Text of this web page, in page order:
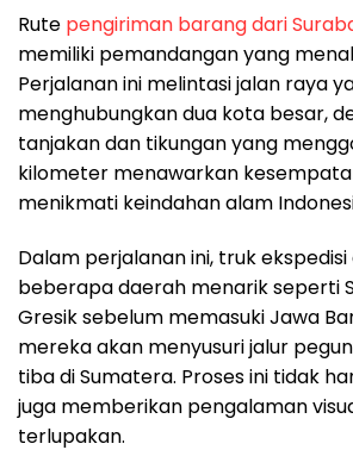
Rute pengiriman barang dari
memiliki pemandangan yang
Perjalanan ini melintasi jalan raya
menghubungkan dua kota besar,
tanjakan dan tikungan yang
kilometer menawarkan
menikmati keindahan alam
Dalam perjalanan ini, truk
beberapa daerah menarik seperti
Gresik sebelum memasuki Jawa
mereka akan menyusuri jalur
tiba di Sumatera. Proses ini tidak
juga memberikan pengalaman
terlupakan.